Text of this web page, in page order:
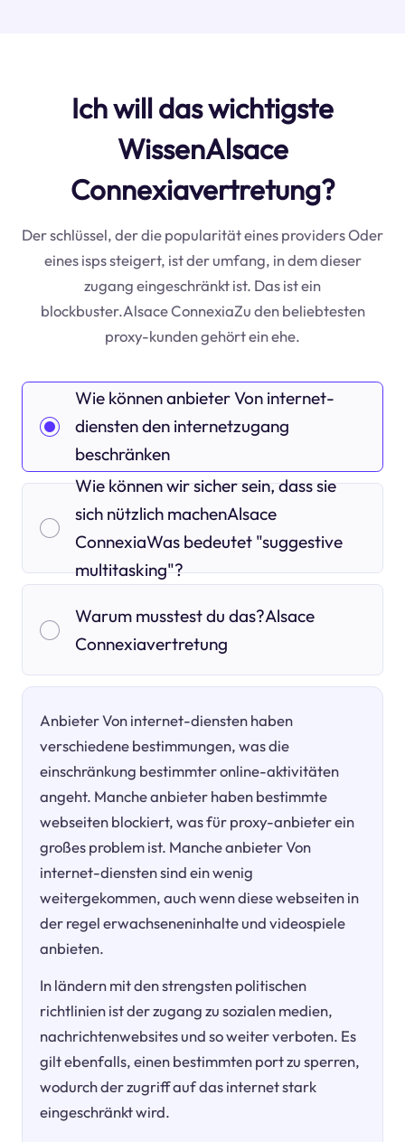
Ich will das wichtigste
WissenAlsace
Connexiavertretung?
Der schlüssel, der die popularität eines providers Oder
eines isps steigert, ist der umfang, in dem dieser
zugang eingeschränkt ist. Das ist ein
blockbuster.Alsace ConnexiaZu den beliebtesten
proxy-kunden gehört ein ehe.
Wie können anbieter Von internet-
diensten den internetzugang
beschränken
Wie können wir sicher sein, dass sie
sich nützlich machenAlsace
ConnexiaWas bedeutet "suggestive
multitasking"?
Warum musstest du das?Alsace
Connexiavertretung
Anbieter Von internet-diensten haben
verschiedene bestimmungen, was die
einschränkung bestimmter online-aktivitäten
angeht. Manche anbieter haben bestimmte
webseiten blockiert, was für proxy-anbieter ein
großes problem ist. Manche anbieter Von
internet-diensten sind ein wenig
weitergekommen, auch wenn diese webseiten in
der regel erwachseneninhalte und videospiele
anbieten.
In ländern mit den strengsten politischen
richtlinien ist der zugang zu sozialen medien,
nachrichtenwebsites und so weiter verboten. Es
gilt ebenfalls, einen bestimmten port zu sperren,
wodurch der zugriff auf das internet stark
eingeschränkt wird.